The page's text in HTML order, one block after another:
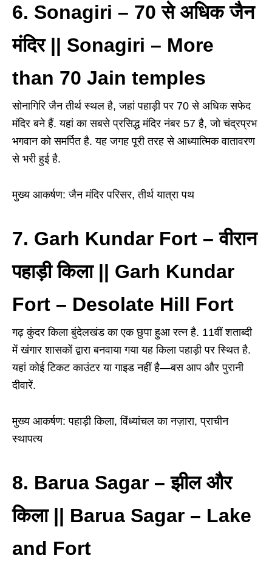
6. Sonagiri – 70से अधिक जैन
मंदिर || Sonagiri – More
than 70 Jain temples
सोनागिरि जैन तीर्थ स्थल है, जहां पहाड़ी पर 70 से अधिक सफेद
मंदिर बने हैं. यहां का सबसे प्रसिद्ध मंदिर नंबर 57 है, जो चंद्रप्रभ
भगवान को समर्पित है. यह जगह पूरी तरह से आध्यात्मिक वातावरण
से भरी हुई है.
मुख्य आकर्षण: जैन मंदिर परिसर, तीर्थ यात्रा पथ
7. Garh Kundar Fort – वीरान
पहाड़ी किला || Garh Kundar
Fort – Desolate Hill Fort
गढ़ कुंदर किला बुंदेलखंड का एक छुपा हुआ रत्न है. 11वीं शताब्दी
में खंगार शासकों द्वारा बनवाया गया यह किला पहाड़ी पर स्थित है.
यहां कोई टिकट काउंटर या गाइड नहीं है—बस आप और पुरानी
दीवारें.
मुख्य आकर्षण: पहाड़ी किला, विंध्यांचल का नज़ारा, प्राचीन
स्थापत्य
8. Barua Sagar – झील और
किला || Barua Sagar – Lake
and Fort